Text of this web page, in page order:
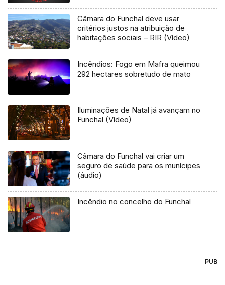
Câmara do Funchal deve usar
critérios justos na atribuição de
habitações sociais – RIR (Vídeo)
Incêndios: Fogo em Mafra queimou
292 hectares sobretudo de mato
Iluminações de Natal já avançam no
Funchal (Vídeo)
Câmara do Funchal vai criar um
seguro de saúde para os munícipes
(áudio)
Incêndio no concelho do Funchal
PUB